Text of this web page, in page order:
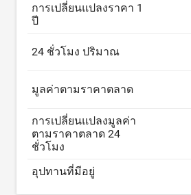
การเปลี่ยนแปลงราคา 1
ปี
24 ชั่วโมง ปริมาณ
มูลค่าตามราคาตลาด
การเปลี่ยนแปลงมูลค่า
ตามราคาตลาด 24
ชั่วโมง
อุปทานที่มีอยู่